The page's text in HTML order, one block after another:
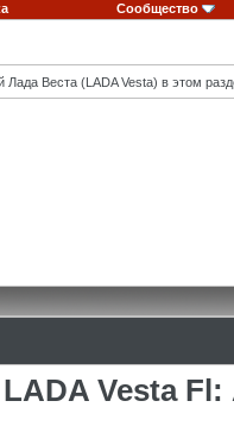
Сообщество
Лада Веста (LADA Vesta) в этом
Vesta